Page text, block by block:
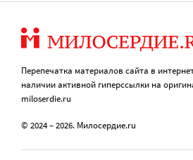
Перепечатка материалов сайта в
наличии активной гиперссылки на
miloserdie.ru
© 2024 – 2026. Милосердие.ru